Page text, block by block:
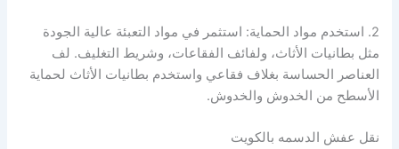
2. استخدم مواد الحماية: استثمر في مواد التعبئة عالية الجودة
مثل بطانيات الأثاث، ولفائف الفقاعات، وشريط التغليف. لف
العناصر الحساسة بغلاف فقاعي واستخدم بطانيات الأثاث لحماية
الأسطح من الخدوش والخدوش.
نقل عفش الدسمه بالكويت